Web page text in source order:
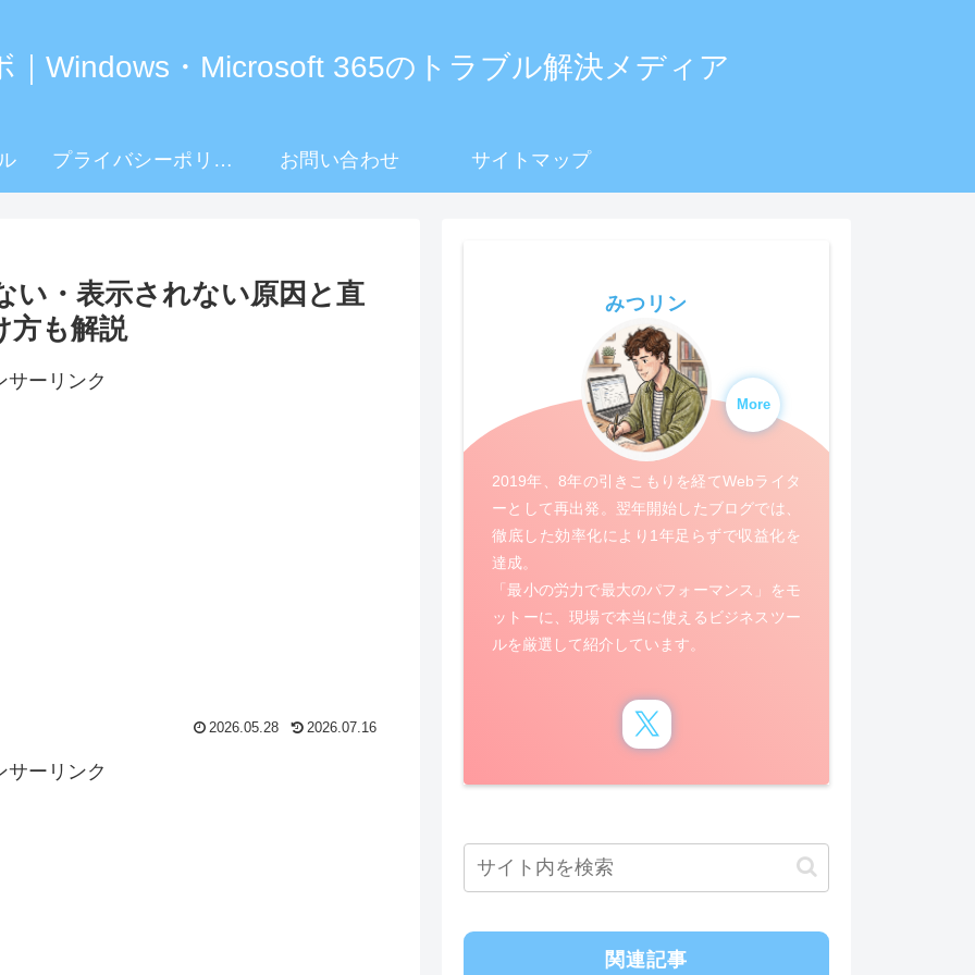
｜Windows・Microsoft 365のトラブル解決メディア
プライバシーポリシー お問い合わせ サイトマップ
い・表示されない原因と直
方も解説
サーリンク
2026.05.28 2026.07.16
サーリンク
みつリン
More
2019年、8年の引きこもりを経てWebライタ
ーとして再出発。翌年開始したブログでは、
徹底した効率化により1年足らずで収益化を
達成。
「最小の労力で最大のパフォーマンス」をモ
ットーに、現場で本当に使えるビジネスツー
ルを厳選して紹介しています。
関連記事